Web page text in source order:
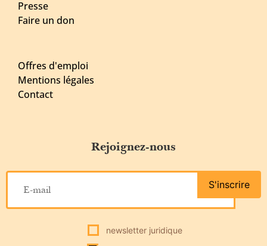
Presse
Faire un don
Offres d'emploi
Mentions légales
Contact
Rejoignez-nous
newsletter juridique
S'inscrire